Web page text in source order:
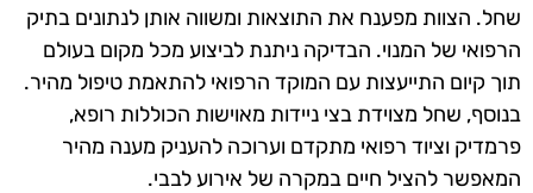
שחל. הצוות מפענח את התוצאות ומשווה אותן לנתונים בתיק
הרפואי של המנוי. הבדיקה ניתנת לביצוע מכל מקום בעולם
תוך קיום התייעצות עם המוקד הרפואי להתאמת טיפול מהיר.
בנוסף, שחל מצוידת בצי ניידות מאוישות הכוללות רופא,
פרמדיק וציוד רפואי מתקדם וערוכה להעניק מענה מהיר
המאפשר להציל חיים במקרה של אירוע לבבי.